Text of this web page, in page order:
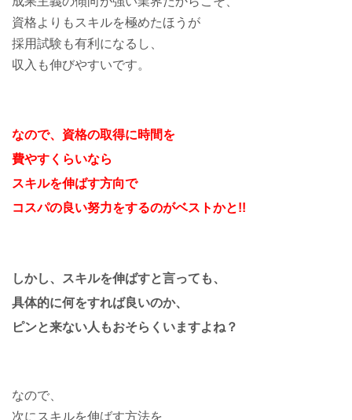
資格よりもスキルを極めたほうが
採用試験も有利になるし、
収入も伸びやすいです。
なので、資格の取得に時間を
費やすくらいなら
スキルを伸ばす方向で
コスパの良い努力をするのがベストかと!!
しかし、スキルを伸ばすと言っても、
具体的に何をすれば良いのか、
ピンと来ない人もおそらくいますよね？
なので、
次にスキルを伸ばす方法を